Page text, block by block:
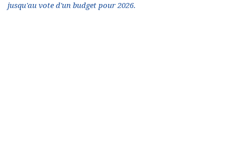
jusqu'au vote d'un budget pour 2026.